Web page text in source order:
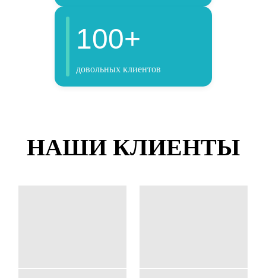
100+
довольных клиентов
НАШИ КЛИЕНТЫ